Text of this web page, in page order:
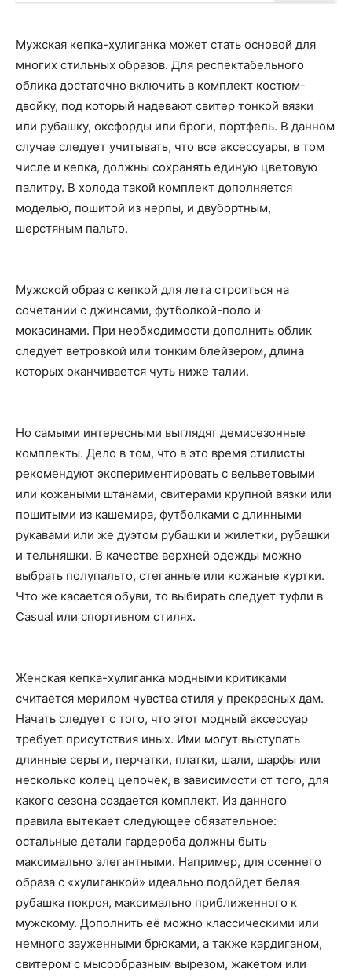
Мужская кепка-хулиганка может стать основой для
многих стильных образов. Для респектабельного
облика достаточно включить в комплект костюм-
двойку, под который надевают свитер тонкой вязки
или рубашку, оксфорды или броги, портфель. В данном
случае следует учитывать, что все аксессуары, в том
числе и кепка, должны сохранять единую цветовую
палитру. В холода такой комплект дополняется
моделью, пошитой из нерпы, и двубортным,
шерстяным пальто.
Мужской образ с кепкой для лета строиться на
сочетании с джинсами, футболкой-поло и
мокасинами. При необходимости дополнить облик
следует ветровкой или тонким блейзером, длина
которых оканчивается чуть ниже талии.
Но самыми интересными выглядят демисезонные
комплекты. Дело в том, что в это время стилисты
рекомендуют экспериментировать с вельветовыми
или кожаными штанами, свитерами крупной вязки или
пошитыми из кашемира, футболками с длинными
рукавами или же дуэтом рубашки и жилетки, рубашки
и тельняшки. В качестве верхней одежды можно
выбрать полупальто, стеганные или кожаные куртки.
Что же касается обуви, то выбирать следует туфли в
Casual или спортивном стилях.
Женская кепка-хулиганка модными критиками
считается мерилом чувства стиля у прекрасных дам.
Начать следует с того, что этот модный аксессуар
требует присутствия иных. Ими могут выступать
длинные серьги, перчатки, платки, шали, шарфы или
несколько колец цепочек, в зависимости от того, для
какого сезона создается комплект. Из данного
правила вытекает следующее обязательное:
остальные детали гардероба должны быть
максимально элегантными. Например, для осеннего
образа с «хулиганкой» идеально подойдет белая
рубашка покроя, максимально приближенного к
мужскому. Дополнить её можно классическими или
немного зауженными брюками, а также кардиганом,
свитером с мысообразным вырезом, жакетом или